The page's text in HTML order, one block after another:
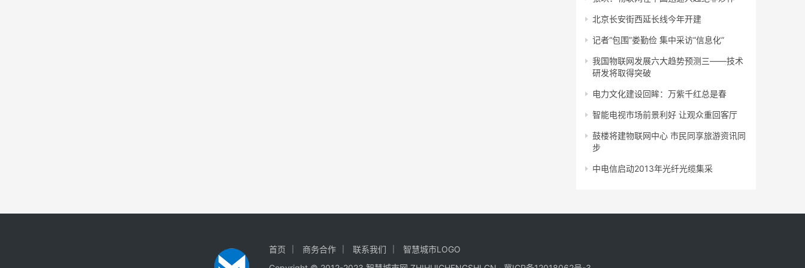
北京长安街西延长线今年开建
记者“包围”娄勤俭 集中采访“信息化”
我国物联网发展六大趋势预测三——技术
研发将取得突破
电力文化建设回眸：万紫千红总是春
智能电视市场前景利好 让观众重回客厅
鼓楼将建物联网中心 市民同享旅游资讯同
步
中电信启动2013年光纤光缆集采
首页 商务合作 联系我们
智慧城市LOGO